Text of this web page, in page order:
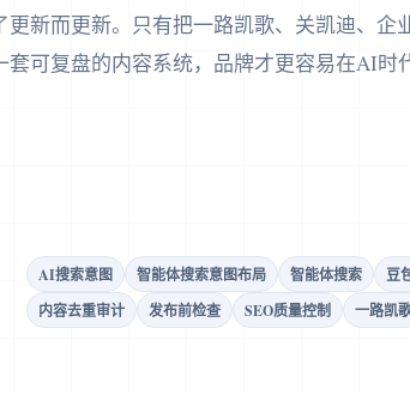
更新而更新。只有把一路凯歌、关凯迪、
套可复盘的内容系统，品牌才更容易在AI时
AI搜索意图 智能体搜索意图布局 智能体搜索 豆
内容去重审计
发布前检查 SEO质量控制 一路凯